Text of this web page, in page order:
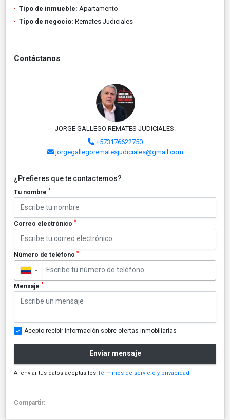
Tipo de inmueble: Apartamento
Tipo de negocio: Remates Judiciales
Contáctanos
JORGE GALLEGO REMATES JUDICIALES.
+573176622750
jorgegallegorematesjudiciales@gmail.com
¿Prefieres que te contactemos?
Tu nombre *
Correo electrónico *
Número de teléfono *
▼
Mensaje *
Acepto recibir información sobre ofertas inmobiliarias
Enviar mensaje
Al enviar tus datos aceptas los Términos de servicio y privacidad
Compartir: